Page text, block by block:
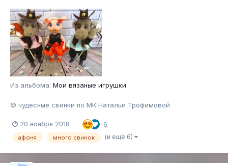
Из альбома: Мои вязаные игрушки
© чудесные свинки по МК Натальи Трофимовой
20 ноября 2018 6
афоня много свинок (и ещё 6)